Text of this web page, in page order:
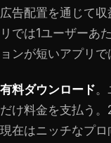
広告配置を通じて
リでは1ユーザーあ
ョンが短いアプリで
有料ダウンロード。
だけ料金を支払う。
現在はニッチなプ